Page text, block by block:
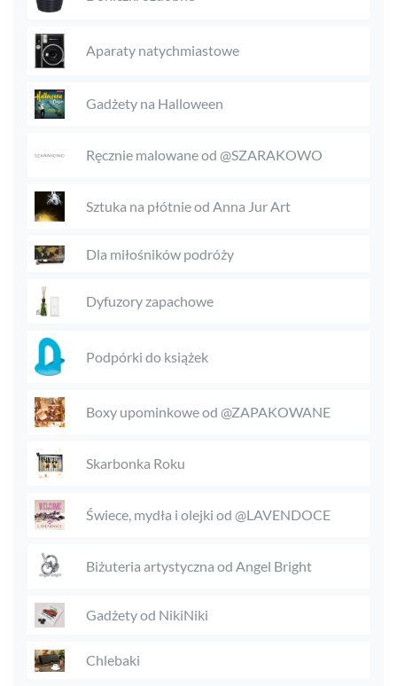
Aparaty natychmiastowe
Gadżety na Halloween
Ręcznie malowane od @SZARAKOWO
Sztuka na płótnie od Anna Jur Art
Dla miłośników podróży
Dyfuzory zapachowe
Podpórki do książek
Boxy upominkowe od @ZAPAKOWANE
Skarbonka Roku
Świece, mydła i olejki od @LAVENDOCE
Biżuteria artystyczna od Angel Bright
Gadżety od NikiNiki
Chlebaki